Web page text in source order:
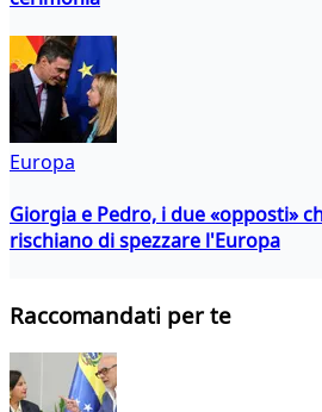
Europa
Giorgia e Pedro, i due «opposti»
rischiano di spezzare l'Europa
Raccomandati per te